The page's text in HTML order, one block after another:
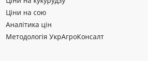
Ціни на сою
Аналітика цін
Методологія УкрАгроКонсалт